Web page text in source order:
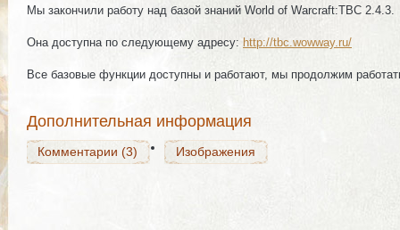
Мы закончили работу над базой знаний World of Warcraft:TBC 2.4.3.
Она доступна по следующему адресу: http://tbc.wowway.ru/
Все базовые функции доступны и работают, мы продолжим
Дополнительная информация
Комментарии (3) Изображения
Комментарии (3) Изображения
Комментарии (3) Изображения